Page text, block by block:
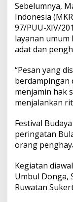
Sebelumnya,
Indonesia
97/PUU-XIV/
layanan
adat dan
“Pesan yang
berdampingan
menjamin hak
menjalankan
Festival
peringatan
orang
Kegiatan
Umbul Donga,
Ruwatan